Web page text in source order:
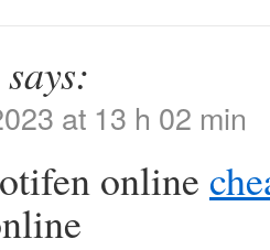
says:
at 13 h 02 min
online